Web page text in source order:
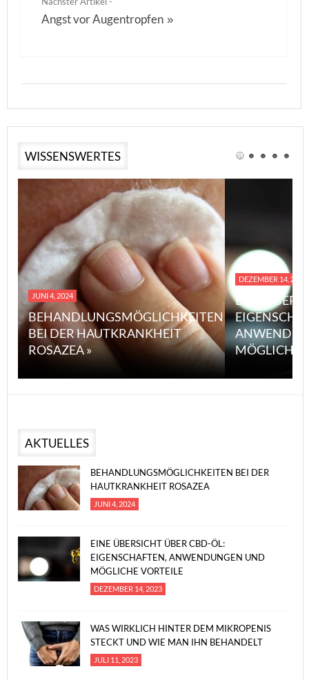
Angst vor Augentropfen »
WISSENSWERTES
JUNI 4, 2024
BEHANDLUNGSMÖGLICHKEITEN
BEI DER HAUTKRANKHEIT
ROSAZEA »
DEZEMBER 14, 2023
EINE
MÖGLICHE
AKTUELLES
BEHANDLUNGSMÖGLICHKEITEN BEI DER
HAUTKRANKHEIT ROSAZEA
JUNI 4, 2024
EINE ÜBERSICHT ÜBER CBD-ÖL:
EIGENSCHAFTEN, ANWENDUNGEN UND
MÖGLICHE VORTEILE
DEZEMBER 14, 2023
WAS WIRKLICH HINTER DEM MIKROPENIS
STECKT UND WIE MAN IHN BEHANDELT
JULI 11, 2023